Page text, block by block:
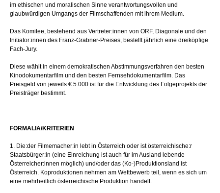
im ethischen und moralischen Sinne verantwortungsvollen und
glaubwürdigen Umgangs der Filmschaffenden mit ihrem Medium.
Das Komitee, bestehend aus Vertreter:innen von ORF, Diagonale und den
Initiator:innen des Franz-Grabner-Preises, bestellt jährlich eine dreiköpfige
Fach-Jury.
Diese wählt in einem demokratischen Abstimmungsverfahren den besten
Kinodokumentarfilm und den besten Fernsehdokumentarfilm. Das
Preisgeld von jeweils € 5.000 ist für die Entwicklung des Folgeprojekts der
Preisträger bestimmt.
FORMALIA/KRITERIEN
1. Die:der Filmemacher:in lebt in Österreich oder ist österreichische:r
Staatsbürger:in (eine Einreichung ist auch für im Ausland lebende
Österreicher:innen möglich) und/oder das (Ko-)Produktionsland ist
Österreich. Koproduktionen nehmen am Wettbewerb teil, wenn es sich um
eine mehrheitlich österreichische Produktion handelt.